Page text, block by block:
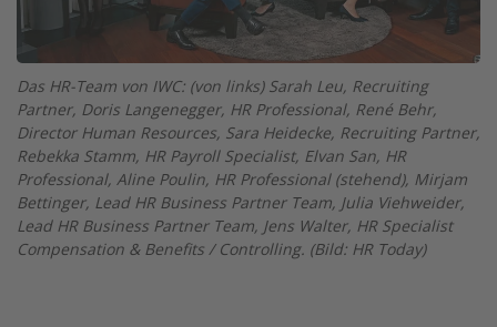
Das HR-Team von IWC: (von links) Sarah Leu, Recruiting
Partner, Doris Langenegger, HR Professional, René Behr,
Director Human Resources, Sara Heidecke, Recruiting Partner,
Rebekka Stamm, HR Payroll Specialist, Elvan San, HR
Professional, Aline Poulin, HR Professional (stehend), Mirjam
Bettinger, Lead HR Business Partner Team, Julia Viehweider,
Lead HR Business Partner Team, Jens Walter, HR Specialist
Compensation & Benefits / Controlling. (Bild: HR Today)